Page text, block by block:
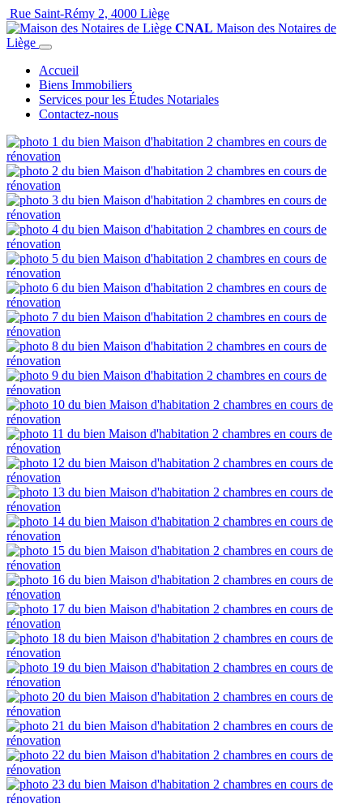
Rue Saint-Rémy 2, 4000 Liège
CNAL Maison des Notaires de
Liège
Accueil
Biens Immobiliers
Services pour les Études Notariales
Contactez-nous